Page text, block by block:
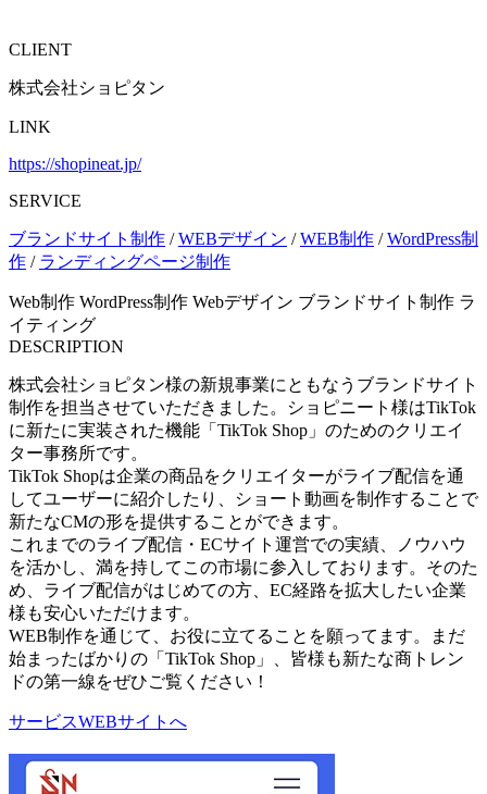
CLIENT
株式会社ショピタン
LINK
https://shopineat.jp/
SERVICE
ブランドサイト制作 /WEBデザイン /WEB制作 /WordPress制
作 / ランディングページ制作
Web制作 WordPress制作 Webデザイン ブランドサイト制作 ラ
イティング
DESCRIPTION
株式会社ショピタン様の新規事業にともなうブランドサイト
制作を担当させていただきました。ショピニート様はTikTok
に新たに実装された機能「TikTok Shop」のためのクリエイ
ター事務所です。
TikTok Shopは企業の商品をクリエイターがライブ配信を通
してユーザーに紹介したり、ショート動画を制作することで
新たなCMの形を提供することができます。
これまでのライブ配信・ECサイト運営での実績、ノウハウ
を活かし、満を持してこの市場に参入しております。そのた
め、ライブ配信がはじめての方、EC経路を拡大したい企業
様も安心いただけます。
WEB制作を通じて、お役に立てることを願ってます。まだ
始まったばかりの「TikTok Shop」、皆様も新たな商トレン
ドの第一線をぜひご覧ください！
サービスWEBサイトへ